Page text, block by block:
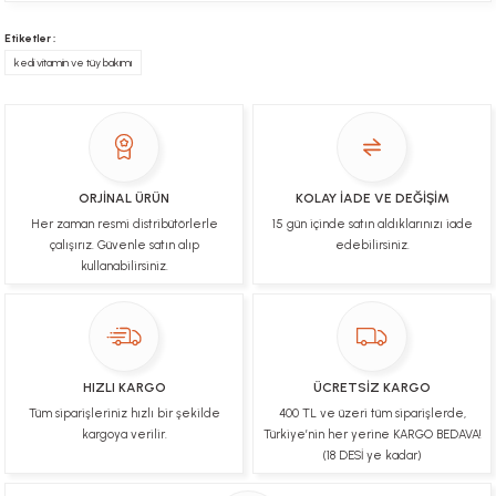
hediyeniz icin cok tesekkur ederim
YİGİDİM İNAK | 03/04/2025
Çok hızlı bir şekilde tarafıma gönderildi Ürün
paketleme çok güzeldi Hediye için de Ayriyeten
Teşekkür ederim fiyatta gayet uygun
Orijinal ürün gönderdiğine inandığım bir firma ve
Etiketler :
kedi vitamin ve tüy bakımı
ORJİNAL ÜRÜN
Her zaman resmi distribütörlerle
çalışırız. Güvenle satın alıp
kullanabilirsiniz.
KOLAY İADE VE DEĞİŞİM
15 gün içinde satın aldıklarınızı iade
edebilirsiniz.
HIZLI KARGO
Tüm siparişleriniz hızlı bir şekilde
kargoya verilir.
ÜCRETSİZ KARGO
400 TL ve üzeri tüm siparişlerde,
Türkiye’nin her yerine KARGO BEDAVA!
(18 DESİ ye kadar)